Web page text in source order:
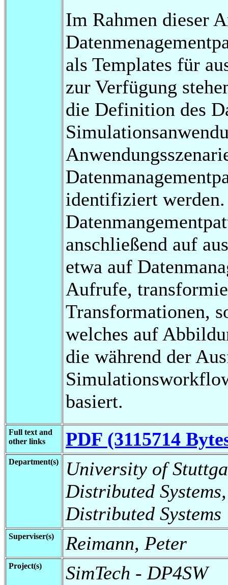
Im Rahmen dieser
als Templates für
zur Verfügung
die Definition des
identifiziert
anschließend auf
etwa auf
Aufrufe,
Transformationen,
welches auf
die während der
basiert.
Full text and
other links
PDF (3115714
Department(s)
University of
Distributed
Distributed Systems
Superviser(s) Reimann, Peter
Project(s) SimTech - DP4SW